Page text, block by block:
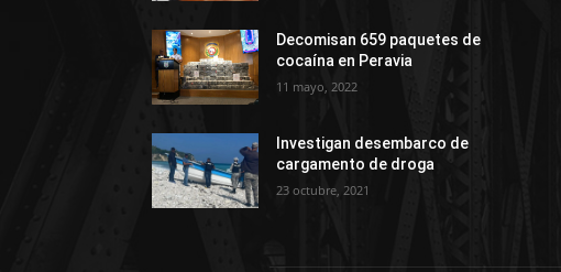
Decomisan 659 paquetes de
cocaína en Peravia
11 mayo, 2022
Investigan desembarco de
cargamento de droga
23 octubre, 2021